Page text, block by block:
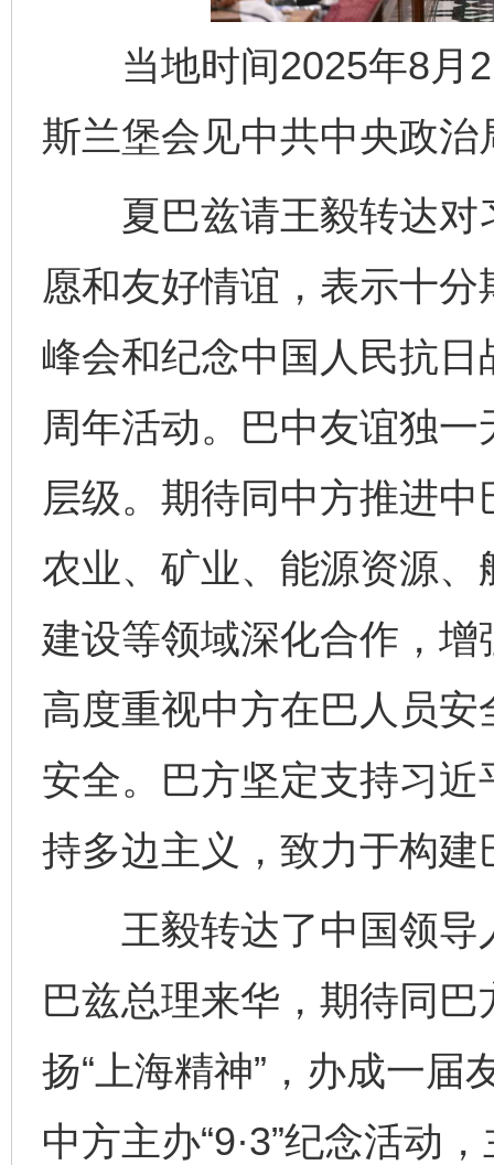
当地时间2025年8月
斯兰堡会见中共中央政
夏巴兹请王毅转达对
愿和友好情谊，表示十
峰会和纪念中国人民抗
周年活动。巴中友谊独
层级。期待同中方推进中
农业、矿业、能源资源
建设等领域深化合作，
高度重视中方在巴人员
安全。巴方坚定支持习
持多边主义，致力于构
王毅转达了中国领导
巴兹总理来华，期待同
扬“上海精神”，办成一届
中方主办“9·3”纪念活动